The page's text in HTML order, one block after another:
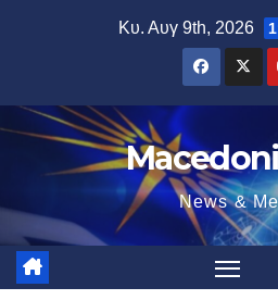
Κυ. Αυγ 9th, 2026
News &